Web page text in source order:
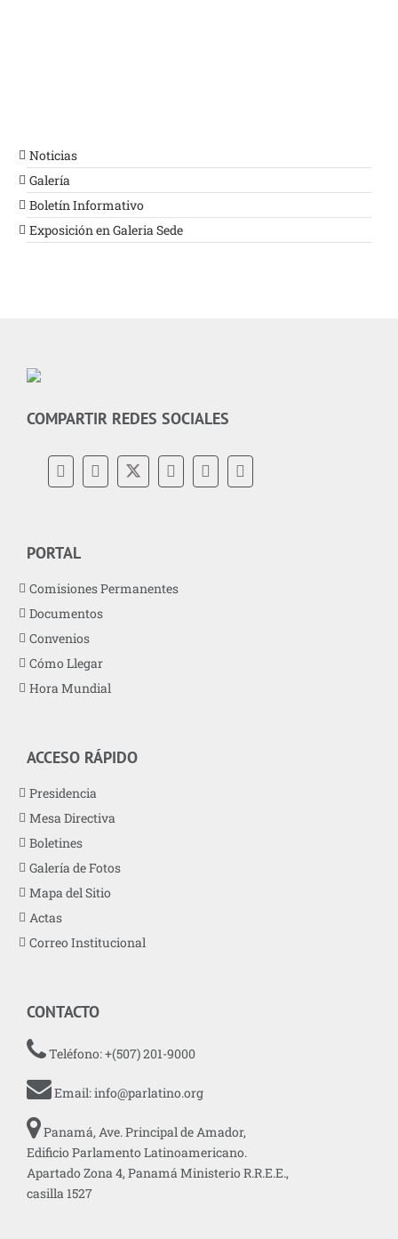
Noticias
Galería
Boletín Informativo
Exposición en Galeria Sede
COMPARTIR REDES SOCIALES
PORTAL
Comisiones Permanentes
Documentos
Convenios
Cómo Llegar
Hora Mundial
ACCESO RÁPIDO
Presidencia
Mesa Directiva
Boletines
Galería de Fotos
Mapa del Sitio
Actas
Correo Institucional
CONTACTO
Teléfono: +(507) 201-9000
Email:info@parlatino.org
Panamá, Ave. Principal de Amador,
Edificio Parlamento Latinoamericano.
Apartado Zona 4, Panamá Ministerio R.R.E.E.,
casilla 1527